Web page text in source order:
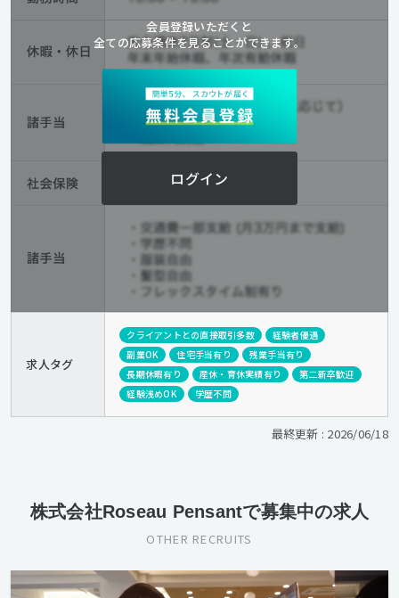
会員登録いただくと
全ての応募条件を見ることができます。
ログイン
求人タグ
クライアントとの直接取引多数
経験者優遇
副業OK
住宅手当有り
残業手当有り
長期休暇有り
産休・育休実績有り
第二新卒歓迎
経験浅めOK
学歴不問
最終更新 : 2026/06/18
株式会社Roseau Pensantで募集中の求人
OTHER RECRUITS